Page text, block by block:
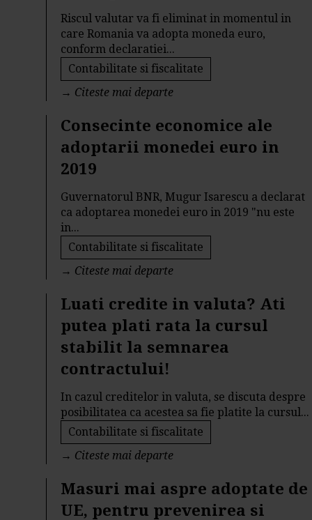
Riscul valutar va fi eliminat in momentul in
care Romania va adopta moneda euro,
conform declaratiei...
Contabilitate si fiscalitate
→ Citeste mai departe
Consecinte economice ale
adoptarii monedei euro in
2019
Guvernatorul BNR, Mugur Isarescu a declarat
ca adoptarea monedei euro in 2019 "nu este
in...
Contabilitate si fiscalitate
→ Citeste mai departe
Luati credite in valuta? Ati
putea plati rata la cursul
stabilit la semnarea
contractului!
In cazul creditelor in valuta, se discuta despre
posibilitatea ca acestea sa fie platite la cursul...
Contabilitate si fiscalitate
→ Citeste mai departe
Masuri mai aspre adoptate de
UE, pentru prevenirea si